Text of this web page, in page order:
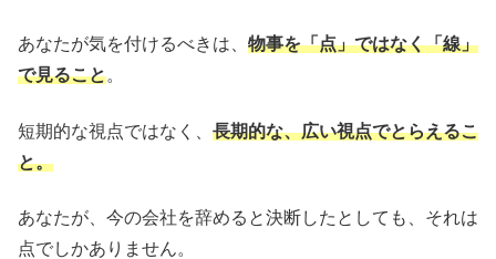
あなたが気を付けるべきは、 物事を「点」ではなく「線」
で見ること。
短期的な視点ではなく、 長期的な、広い視点でとらえるこ
と。
あなたが、今の会社を辞めると決断したとしても、それは
点でしかありません。